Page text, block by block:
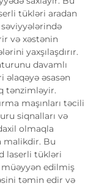
tükləri aradan
səviyyələrində
və xəstənin
yaxşılaşdırır.
davamlı
əsasən
tənzimləyir.
maşınları təcili
siqnalları və
olmaqla
malikdir. Bu
laserli tükləri
müəyyən edilmiş
təmin edir və